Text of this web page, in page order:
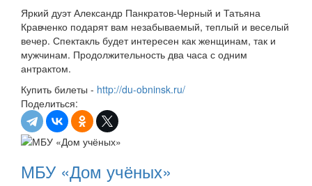
Яркий дуэт Александр Панкратов-Черный и Татьяна
Кравченко подарят вам незабываемый, теплый и веселый
вечер. Спектакль будет интересен как женщинам, так и
мужчинам. Продолжительность два часа с одним
антрактом.
Купить билеты - http://du-obninsk.ru/
Поделиться:
МБУ «Дом учёных»